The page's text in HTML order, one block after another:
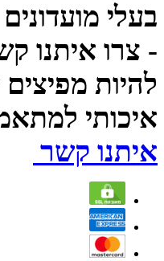
בעלי
- צרו איתנו
להיות מפיצים
איכותי
איתנו קשר